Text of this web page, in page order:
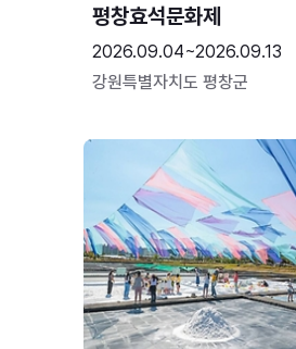
평창효석문화제
2026.09.04~2026.09.13
강원특별자치도 평창군